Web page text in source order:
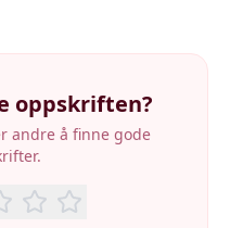
oppskriften?
andre å finne gode